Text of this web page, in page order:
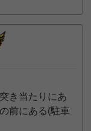
き当たりにあ
前にある(駐車